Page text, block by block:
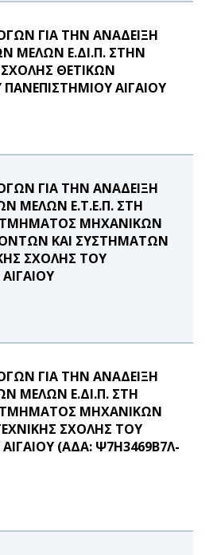
ΓΙΑ ΤΗΝ ΑΝΑΔΕΙΞΗ
ΜΕΛΩΝ Ε.ΔΙ.Π. ΣΤΗΝ
ΘΕΤΙΚΩΝ
ΑΙΓΑΙΟΥ
ΓΙΑ ΤΗΝ ΑΝΑΔΕΙΞΗ
ΜΕΛΩΝ Ε.Τ.Ε.Π. ΣΤΗ
ΤΜΗΜΑΤΟΣ ΜΗΧΑΝΙΚΩΝ
ΚΑΙ ΣΥΣΤΗΜΑΤΩΝ
ΣΧΟΛΗΣ ΤΟΥ
ΓΙΑ ΤΗΝ ΑΝΑΔΕΙΞΗ
ΜΕΛΩΝ Ε.ΔΙ.Π. ΣΤΗ
ΤΜΗΜΑΤΟΣ ΜΗΧΑΝΙΚΩΝ
ΣΧΟΛΗΣ ΤΟΥ
(ΑΔΑ: Ψ7Η3469Β7Λ-